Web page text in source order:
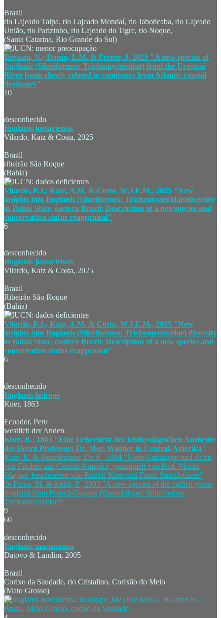
Brazil
rio Lajeado Taipa, rio Lajeado Mondaí, rio Jaboticaba, rio Lajeado
União, rio Parizinho, rio Lajeado do Tigre, rio Noque,
(Santa Catarina, Rio Grande do Sul)
Bressan, N.; Donin, L.M. & Ferrer, J, 2025 "A new species of
Ituglanis (Siluriformes: Trichomycteridae) from the Uruguai
River basin closely related to congeners from Atlantic coastal
drainages"
10
desconhecido
Ituglanis jussariensis
Vilardo, Katz & Costa, 2025
Brazil
ribeirão São Roque
(Bahia)
Vilardo, P.J.; Katz, A.M. & Costa, W.J.E.M., 2025 "New
insights into Ituglanis (Siluriformes: Trichomycteridae)diversity
in Bahia State, eastern Brazil: Description of a newspecies and
conservation status reappraisal"
6
desconhecido
Ituglanis jussariensis
Vilardo, Katz & Costa, 2025
Brazil
Ribeirão São Roque
(Bahia)
Vilardo, P.J.; Katz, A.M. & Costa, W.J.E.M., 2025 "New
insights into Ituglanis (Siluriformes: Trichomycteridae) diversity
in Bahia State, eastern Brazil: Description of a new species and
conservation status reappraisal"
6
desconhecido
Ituglanis laticeps
Kner, 1863
Ecuador, Peru
westlich der Anden
Kner, R., 1863 "Eine Uebersicht der ichthyologischen Ausbeute
des Herrn Professors Dr. Mor. Wagner in Central-Amerika"
Kner, R. & Steindachner, Dr. F., 1864 "Neue Gattungen und Arten
von Fischen aus Central-Amerika; gesammelt von Prof. Moritz
Wagner, beschrieben von Rudolf Kner und Franz Steindachner"
de Pinna, M. & Keith, P., 2003 "A new species of the catfish genus
Ituglanis from French Guyana (Osteichthyes: Siluriformes:
Trichomycteridae)"
9
60
desconhecido
Ituglanis macunaima
Datovo & Landim, 2005
Brazil
Corixo da Saudade, rio Cristalino, Corixão do Meio
(Mato Grosso)